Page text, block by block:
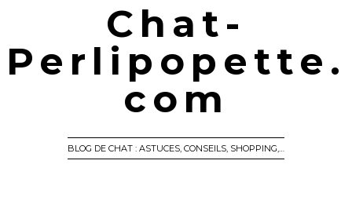
Chat-
Perlipopette.
com
BLOG DE CHAT : ASTUCES, CONSEILS, SHOPPING,…